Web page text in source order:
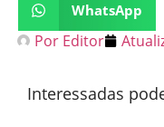
WhatsApp
Por Editor
Interessadas